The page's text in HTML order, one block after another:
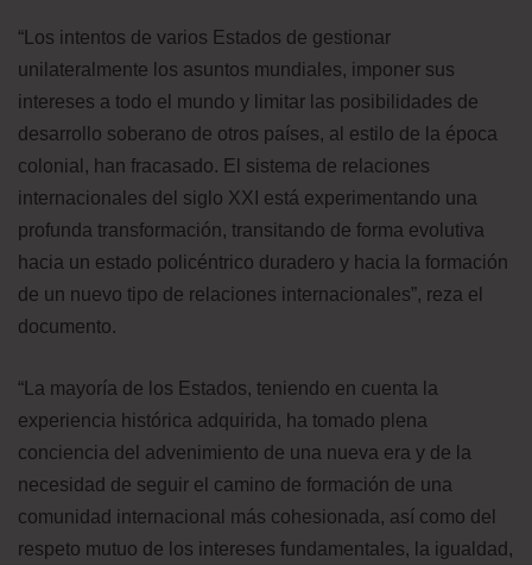
“Los intentos de varios Estados de gestionar
unilateralmente los asuntos mundiales, imponer sus
intereses a todo el mundo y limitar las posibilidades de
desarrollo soberano de otros países, al estilo de la época
colonial, han fracasado. El sistema de relaciones
internacionales del siglo XXI está experimentando una
profunda transformación, transitando de forma evolutiva
hacia un estado policéntrico duradero y hacia la formación
de un nuevo tipo de relaciones internacionales”, reza el
documento.
“La mayoría de los Estados, teniendo en cuenta la
experiencia histórica adquirida, ha tomado plena
conciencia del advenimiento de una nueva era y de la
necesidad de seguir el camino de formación de una
comunidad internacional más cohesionada, así como del
respeto mutuo de los intereses fundamentales, la igualdad,